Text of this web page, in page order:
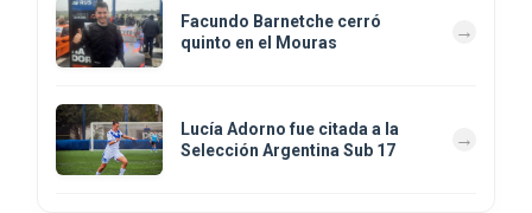
Facundo Barnetche cerró
quinto en el Mouras
Lucía Adorno fue citada a la
Selección Argentina Sub 17